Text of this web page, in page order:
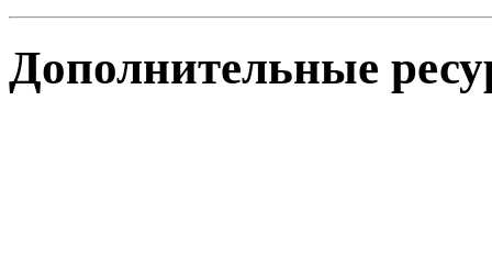
Дополнительные